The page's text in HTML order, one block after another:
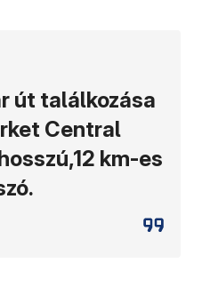
út találkozása
Central
km-es